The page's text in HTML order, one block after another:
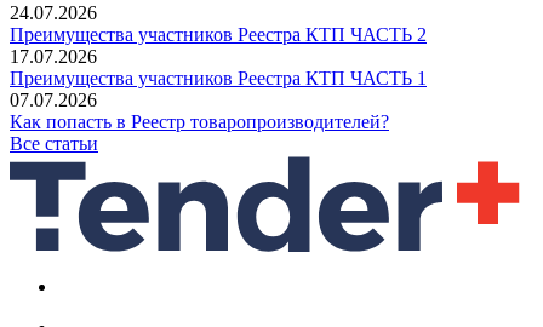
24.07.2026
Преимущества участников Реестра КТП ЧАСТЬ 2
17.07.2026
Преимущества участников Реестра КТП ЧАСТЬ 1
07.07.2026
Как попасть в Реестр товаропроизводителей?
Все статьи